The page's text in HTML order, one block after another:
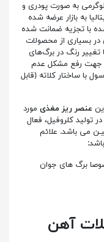
به صورت پودری و
به بازار عرضه شده
آهن کلات شده با تجزیه ضمانت شده
بسیاری از محصولات
رنگ در برگ‌های
جهت رفع مشکل عدم
با ساختار کلاته (قابل
عنصر ریز مغذی مورد
توليد کلروفيل، فعال
می باشد. علائم
برگ های جوان
آهن